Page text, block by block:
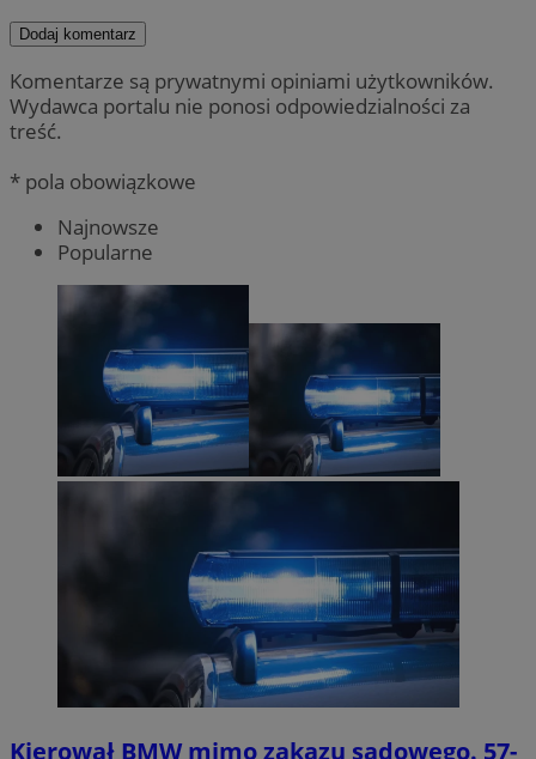
Dodaj komentarz
Komentarze są prywatnymi opiniami użytkowników.
Wydawca portalu nie ponosi odpowiedzialności za
treść.
* pola obowiązkowe
Najnowsze
Popularne
Kierował BMW mimo zakazu sądowego. 57-